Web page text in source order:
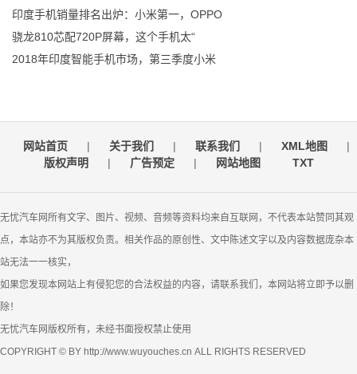
印度手机销量排名出炉：小米第一，OPPO
骁龙810芯配720P屏幕，这个手机太“
2018年印度智能手机市场，第三季度小米
网站首页 | 关于我们 | 联系我们 | XML地图
|
版权声明
| 广告预定 | 网站地图 TXT
无忧汽车网所有文字、图片、视频、音频等资料均来自互联网，不代表本站赞同其观
点，本站亦不为其版权负责。相关作品的原创性、文中陈述文字以及内容数据庞杂本
站无法一一核实，
如果您发现本网站上有侵犯您的合法权益的内容，请联系我们，本网站将立即予以删
除！
无忧汽车网版权所有，未经书面授权禁止使用
COPYRIGHT © BY http://www.wuyouches.cn ALL RIGHTS RESERVED